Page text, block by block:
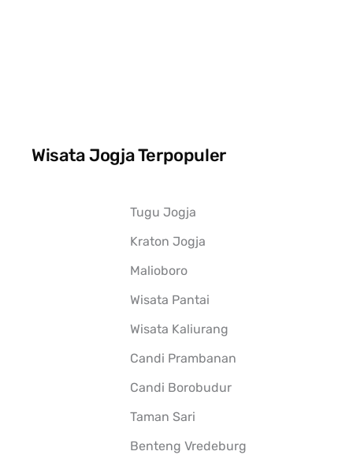
Wisata Jogja Terpopuler
Tugu Jogja
Kraton Jogja
Malioboro
Wisata Pantai
Wisata Kaliurang
Candi Prambanan
Candi Borobudur
Taman Sari
Benteng Vredeburg